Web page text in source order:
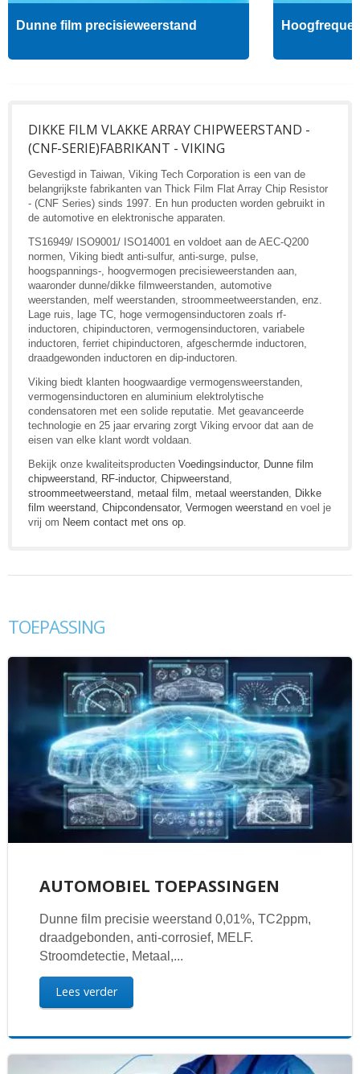
Dunne film precisieweerstand
DIKKE FILM VLAKKE ARRAY CHIPWEERSTAND -
(CNF-SERIE)FABRIKANT - VIKING
Gevestigd in Taiwan, Viking Tech Corporation is een van de
belangrijkste fabrikanten van Thick Film Flat Array Chip Resistor
- (CNF Series) sinds 1997. En hun producten worden gebruikt in
de automotive en elektronische apparaten.
TS16949/ ISO9001/ ISO14001 en voldoet aan de AEC-Q200
normen, Viking biedt anti-sulfur, anti-surge, pulse,
hoogspannings-, hoogvermogen precisieweerstanden aan,
waaronder dunne/dikke filmweerstanden, automotive
weerstanden, melf weerstanden, stroommeetweerstanden, enz.
Lage ruis, lage TC, hoge vermogensinductoren zoals rf-
inductoren, chipinductoren, vermogensinductoren, variabele
inductoren, ferriet chipinductoren, afgeschermde inductoren,
draadgewonden inductoren en dip-inductoren.
Viking biedt klanten hoogwaardige vermogensweerstanden,
vermogensinductoren en aluminium elektrolytische
condensatoren met een solide reputatie. Met geavanceerde
technologie en 25 jaar ervaring zorgt Viking ervoor dat aan de
eisen van elke klant wordt voldaan.
Bekijk onze kwaliteitsproducten Voedingsinductor, Dunne film
chipweerstand RF-inductor, Chipweerstand
stroommeetweerstand metaal film metaal weerstanden Dikke
film weerstand Chipcondensator, Vermogen weerstand en voel je
vrij om Neem contact met ons op
TOEPASSING
AUTOMOBIEL TOEPASSINGEN
Dunne film precisie weerstand 0,01%, TC2ppm,
draadgebonden, anti-corrosief, MELF.
Stroomdetectie, Metaal,...
Lees verder